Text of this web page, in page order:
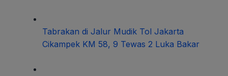
Tabrakan di Jalur Mudik Tol Jakarta
Cikampek KM 58, 9 Tewas 2 Luka Bakar